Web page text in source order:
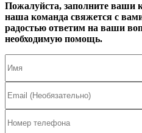
Пожалуйста, заполните ваши
наша команда свяжется с
радостью ответим на ваши
необходимую помощь.